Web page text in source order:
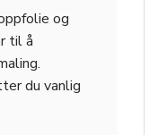
og
til å
du vanlig